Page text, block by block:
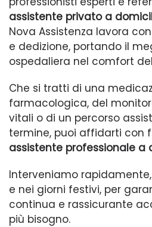
assistente privato a
Nova Assistenza lavora
e dedizione, portando il
ospedaliera nel comfort
Che si tratti di una
farmacologica, del
vitali o di un percorso
termine, puoi affidarti con
assistente professionale a
Interveniamo
e nei giorni festivi, per
continua e rassicurante
più bisogno.